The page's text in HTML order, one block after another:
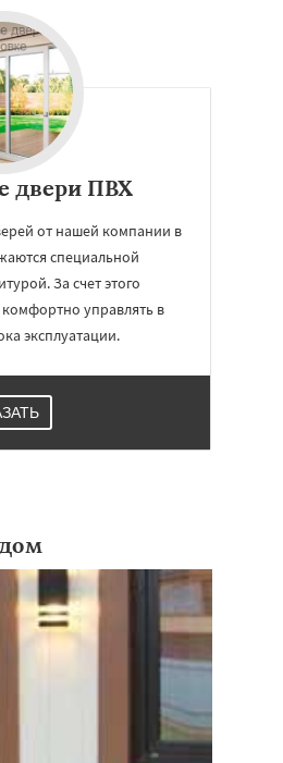
двери ПВХ
от нашей компании в
специальной
За счет этого
управлять в
эксплуатации.